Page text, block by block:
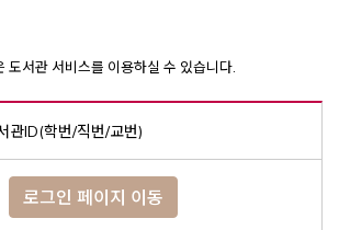
도서관 서비스를 이용하실 수 있습니다.
관ID(학번/직번/교번)
로그인 페이지 이동